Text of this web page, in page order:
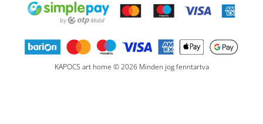
KAPOCS art home © 2026 Minden jog fenntartva